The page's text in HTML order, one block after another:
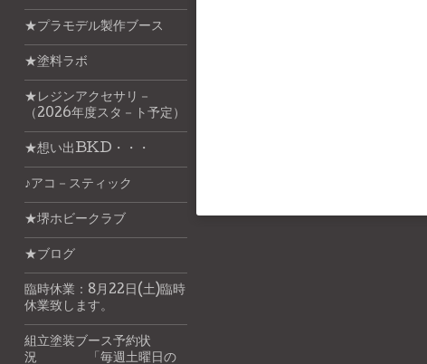
★プラモデル製作ブース
★塗料ラボ
★レジンアクセサリ－
（2026年度スタ－ト予定）
★想い出BKD・・・
♪アコ－スティック
★堺ホビークラブ
★ブログ
臨時休業：8月22日(土)臨時
休業致します。
組立塗装ブース予約状
況 「毎週土曜日の